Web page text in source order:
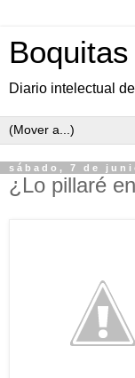
Diario intelectual
sábado, 7 de
¿Lo pillaré